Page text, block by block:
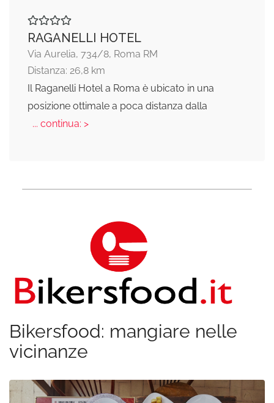
RAGANELLI HOTEL
Via Aurelia, 734/8, Roma RM
Distanza: 26,8 km
Il Raganelli Hotel a Roma è ubicato in una
posizione ottimale a poca distanza dalla
... continua: >
Bikersfood: mangiare nelle
vicinanze